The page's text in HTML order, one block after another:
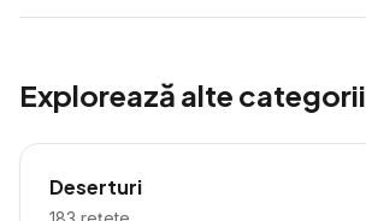
Explorează alte categorii
Deserturi